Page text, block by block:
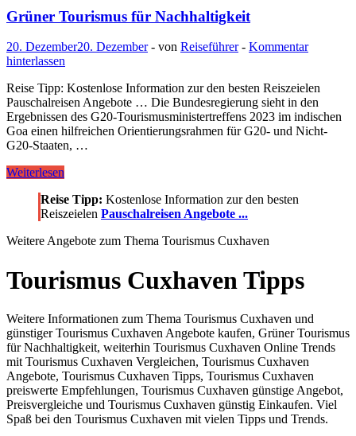
Grüner Tourismus für Nachhaltigkeit
20. Dezember20. Dezember- von Reiseführer- Kommentar
hinterlassen
Reise Tipp: Kostenlose Information zur den besten Reiszeielen
Pauschalreisen Angebote … Die Bundesregierung sieht in den
Ergebnissen des G20-Tourismusministertreffens 2023 im indischen
Goa einen hilfreichen Orientierungsrahmen für G20- und Nicht-
G20-Staaten, …
Grüner
Nachhaltigkeit
Weiterlesen
Reise Tipp: Kostenlose Information zur den besten
Reiszeielen Pauschalreisen Angebote ...
Weitere Angebote zum Thema Tourismus Cuxhaven
Tourismus Cuxhaven Tipps
Weitere Informationen zum Thema Tourismus Cuxhaven und
günstiger Tourismus Cuxhaven Angebote kaufen, Grüner Tourismus
für Nachhaltigkeit, weiterhin Tourismus Cuxhaven Online Trends
mit Tourismus Cuxhaven Vergleichen, Tourismus Cuxhaven
Angebote, Tourismus Cuxhaven Tipps, Tourismus Cuxhaven
preiswerte Empfehlungen, Tourismus Cuxhaven günstige Angebot,
Preisvergleiche und Tourismus Cuxhaven günstig Einkaufen. Viel
Spaß bei den Tourismus Cuxhaven mit vielen Tipps und Trends.